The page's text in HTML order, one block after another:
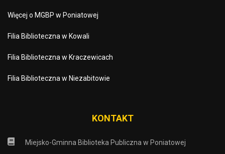
Więcej o MGBP w Poniatowej
Filia Biblioteczna w Kowali
Filia Biblioteczna w Kraczewicach
Filia Biblioteczna w Niezabitowie
KONTAKT
Miejsko-Gminna Biblioteka Publiczna w Poniatowej